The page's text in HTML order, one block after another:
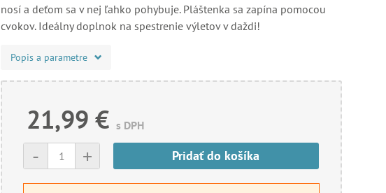
nosí a deťom sa v nej ľahko pohybuje. Pláštenka sa zapína pomocou
cvokov. Ideálny doplnok na spestrenie výletov v daždi!
Popis a parametre
21,99 € s DPH
+
- Pridať do košíka